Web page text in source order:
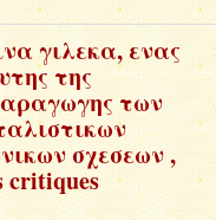
γιλεκα, ενας
της
των
σχεσεων,
critiques